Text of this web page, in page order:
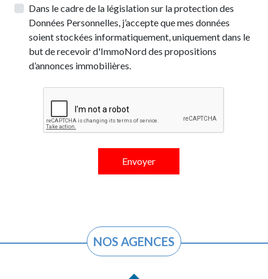
Dans le cadre de la législation sur la protection des
Données Personnelles, j’accepte que mes données
soient stockées informatiquement, uniquement dans le
but de recevoir d'ImmoNord des propositions
d’annonces immobilières.
NOS AGENCES